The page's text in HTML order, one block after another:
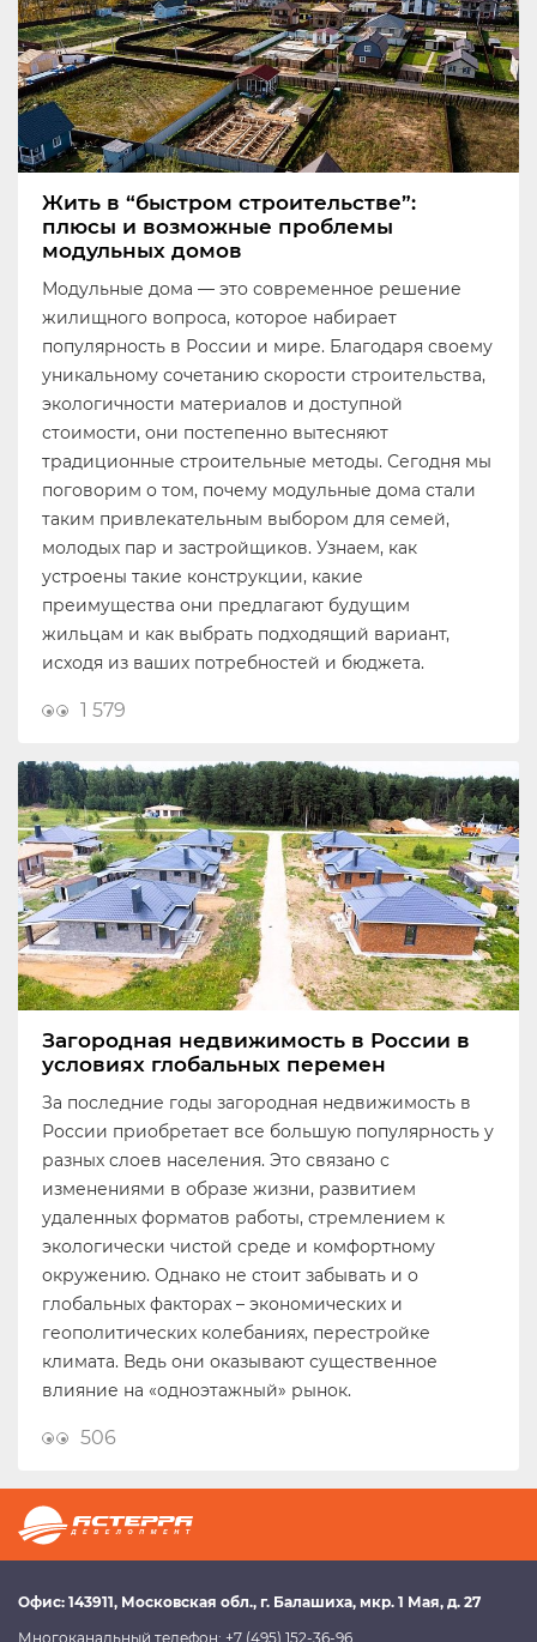
Жить в “быстром строительстве”:
плюсы и возможные проблемы
модульных домов
Модульные дома — это современное решение
жилищного вопроса, которое набирает
популярность в России и мире. Благодаря своему
уникальному сочетанию скорости строительства,
экологичности материалов и доступной
стоимости, они постепенно вытесняют
традиционные строительные методы. Сегодня мы
поговорим о том, почему модульные дома стали
таким привлекательным выбором для семей,
молодых пар и застройщиков. Узнаем, как
устроены такие конструкции, какие
преимущества они предлагают будущим
жильцам и как выбрать подходящий вариант,
исходя из ваших потребностей и бюджета.
1 579
Загородная недвижимость в России в
условиях глобальных перемен
За последние годы загородная недвижимость в
России приобретает все большую популярность у
разных слоев населения. Это связано с
изменениями в образе жизни, развитием
удаленных форматов работы, стремлением к
экологически чистой среде и комфортному
окружению. Однако не стоит забывать и о
глобальных факторах – экономических и
геополитических колебаниях, перестройке
климата. Ведь они оказывают существенное
влияние на «одноэтажный» рынок.
506
Офис: 143911, Московская обл., г. Балашиха, мкр. 1 Мая, д. 27
Многоканальный телефон: +7 (495) 152-36-96